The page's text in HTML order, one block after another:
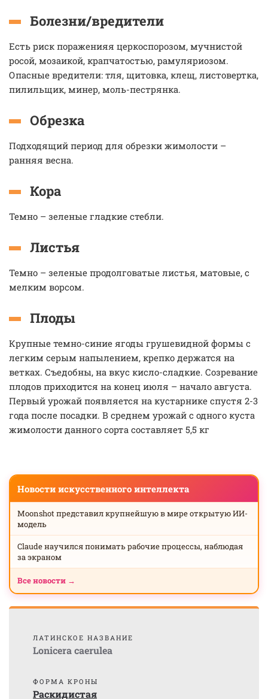
Болезни/вредители
Есть риск пораженияя церкоспорозом, мучнистой
росой, мозаикой, крапчатостью, рамуляриозом.
Опасные вредители: тля, щитовка, клещ, листовертка,
пилильщик, минер, моль-пестрянка.
Обрезка
Подходящий период для обрезки жимолости –
ранняя весна.
Кора
Темно – зеленые гладкие стебли.
Листья
Темно – зеленые продолговатые листья, матовые, с
мелким ворсом.
Плоды
Крупные темно-синие ягоды грушевидной формы с
легким серым напылением, крепко держатся на
ветках. Съедобны, на вкус кисло-сладкие. Созревание
плодов приходится на конец июля – начало августа.
Первый урожай появляется на кустарнике спустя 2-3
года после посадки. В среднем урожай с одного куста
жимолости данного сорта составляет 5,5 кг
Новости искусственного интеллекта
Moonshot представил крупнейшую в мире открытую ИИ-
модель
Claude научился понимать рабочие процессы, наблюдая
за экраном
Все новости →
ЛАТИНСКОЕ НАЗВАНИЕ
Lonicera caerulea
ФОРМА КРОНЫ
Раскидистая